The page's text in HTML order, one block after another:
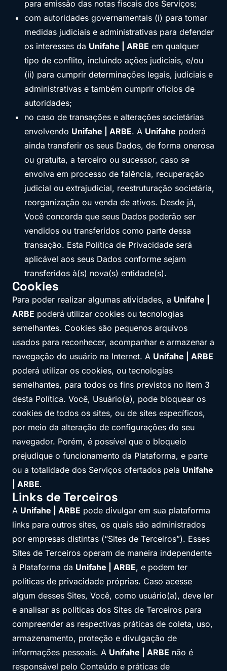
para emissão das notas fiscais dos Serviços;
com autoridades governamentais (i) para tomar
medidas judiciais e administrativas para defender
os interesses da Unifahe | ARBE em qualquer
tipo de conflito, incluindo ações judiciais, e/ou
(ii) para cumprir determinações legais, judiciais e
administrativas e também cumprir ofícios de
autoridades;
no caso de transações e alterações societárias
envolvendo Unifahe | ARBE. A Unifahe poderá
ainda transferir os seus Dados, de forma onerosa
ou gratuita, a terceiro ou sucessor, caso se
envolva em processo de falência, recuperação
judicial ou extrajudicial, reestruturação societária,
reorganização ou venda de ativos. Desde já,
Você concorda que seus Dados poderão ser
vendidos ou transferidos como parte dessa
transação. Esta Política de Privacidade será
aplicável aos seus Dados conforme sejam
transferidos à(s) nova(s) entidade(s).
Cookies
Para poder realizar algumas atividades, a Unifahe |
ARBE poderá utilizar cookies ou tecnologias
semelhantes. Cookies são pequenos arquivos
usados para reconhecer, acompanhar e armazenar a
navegação do usuário na Internet. A Unifahe | ARBE
poderá utilizar os cookies, ou tecnologias
semelhantes, para todos os fins previstos no item 3
desta Política. Você, Usuário(a), pode bloquear os
cookies de todos os sites, ou de sites específicos,
por meio da alteração de configurações do seu
navegador. Porém, é possível que o bloqueio
prejudique o funcionamento da Plataforma, e parte
ou a totalidade dos Serviços ofertados pela Unifahe
| ARBE.
Links de Terceiros
A Unifahe | ARBE pode divulgar em sua plataforma
links para outros sites, os quais são administrados
por empresas distintas (“Sites de Terceiros”). Esses
Sites de Terceiros operam de maneira independente
à Plataforma da Unifahe | ARBE, e podem ter
políticas de privacidade próprias. Caso acesse
algum desses Sites, Você, como usuário(a), deve ler
e analisar as políticas dos Sites de Terceiros para
compreender as respectivas práticas de coleta, uso,
armazenamento, proteção e divulgação de
informações pessoais. A Unifahe | ARBE não é
responsável pelo Conteúdo e práticas de